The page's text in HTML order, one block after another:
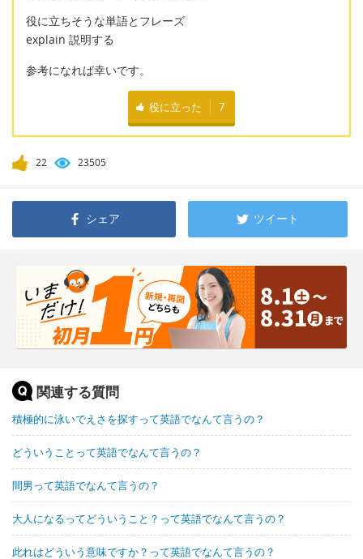
役に立ちそうな単語とフレーズ
explain 説明する
参考になれば幸いです。
役に立った 7
22 23505
シェア ツイート
関連する質問
積極的に泳いでえさを探すって英語でなんて言うの？
どういうことって英語でなんて言うの？
間男って英語でなんて言うの？
大人になるってどういうこと？って英語でなんて言うの？
此れはどういう意味ですか？って英語でなんて言うの？